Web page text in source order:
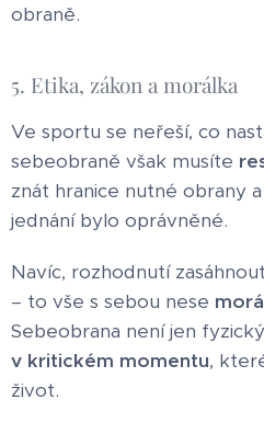
obraně.
5. Etika, zákon a morálka
Ve sportu se neřeší, co
sebeobraně však musíte
znát hranice nutné obrany
jednání bylo oprávněné.
Navíc, rozhodnutí
– to vše s sebou nese
Sebeobrana není jen
v kritickém momentu,
život.